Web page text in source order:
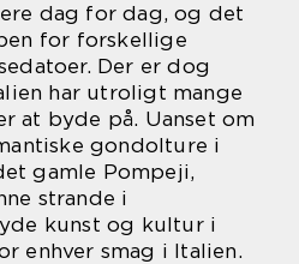
dag for dag, og det
for forskellige
Der er dog
har utroligt mange
at byde på. Uanset om
gondolture i
gamle Pompeji,
strande i
kunst og kultur i
enhver smag i Italien.